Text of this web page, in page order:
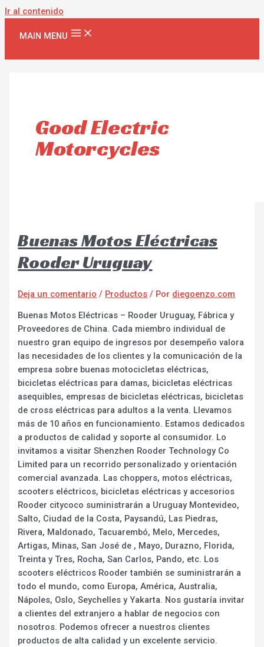
Ir al contenido
MAIN MENU
Good Electric
Motorcycles
Buenas Motos Eléctricas
Rooder Uruguay
Deja un comentario / Productos / Por diegoenzo.com
Buenas Motos Eléctricas – Rooder Uruguay, Fábrica y
Proveedores de China. Cada miembro individual de
nuestro gran equipo de ingresos por desempeño valora
las necesidades de los clientes y la comunicación de la
empresa sobre buenas motocicletas eléctricas,
bicicletas eléctricas para damas, bicicletas eléctricas
asequibles, empresas de bicicletas eléctricas, bicicletas
de cross eléctricas para adultos a la venta. Llevamos
más de 10 años en funcionamiento. Estamos dedicados
a productos de calidad y soporte al consumidor. Lo
invitamos a visitar Shenzhen Rooder Technology Co
Limited para un recorrido personalizado y orientación
comercial avanzada. Las choppers, motos eléctricas,
scooters eléctricos, bicicletas eléctricas y accesorios
Rooder citycoco suministrarán a Uruguay Montevideo,
Salto, Ciudad de la Costa, Paysandú, Las Piedras,
Rivera, Maldonado, Tacuarembó, Melo, Mercedes,
Artigas, Minas, San José de , Mayo, Durazno, Florida,
Treinta y Tres, Rocha, San Carlos, Pando, etc. Los
scooters eléctricos Rooder también se suministrarán a
todo el mundo, como Europa, América, Australia,
Nápoles, Oslo, Seychelles y Yakarta. Nos gustaría invitar
a clientes del extranjero a hablar de negocios con
nosotros. Podemos ofrecer a nuestros clientes
productos de alta calidad y un excelente servicio.